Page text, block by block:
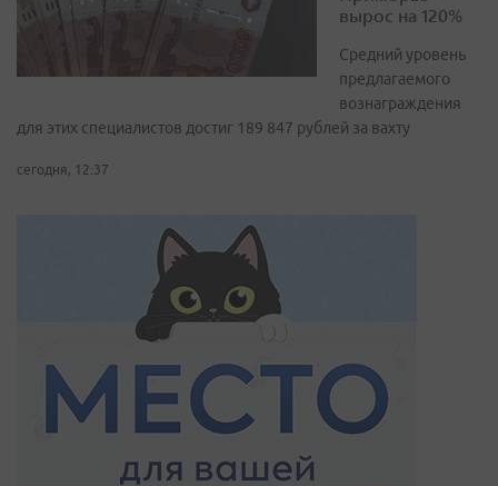
вырос на 120%
Средний уровень
предлагаемого
вознаграждения
для этих специалистов достиг 189 847 рублей за вахту
сегодня, 12:37